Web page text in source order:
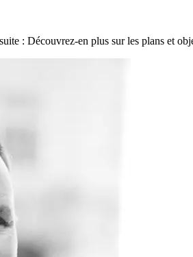
: Découvrez-en plus sur les plans et